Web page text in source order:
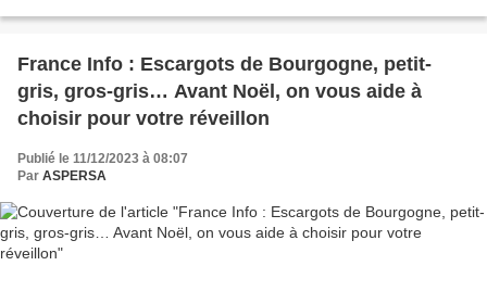
France Info : Escargots de Bourgogne, petit-
gris, gros-gris… Avant Noël, on vous aide à
choisir pour votre réveillon
Publié le 11/12/2023 à 08:07
Par ASPERSA